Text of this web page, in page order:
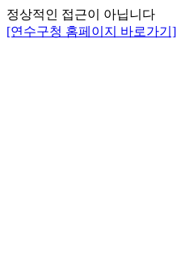
정상적인 접근이 아닙니다
[연수구청 홈페이지 바로가기]